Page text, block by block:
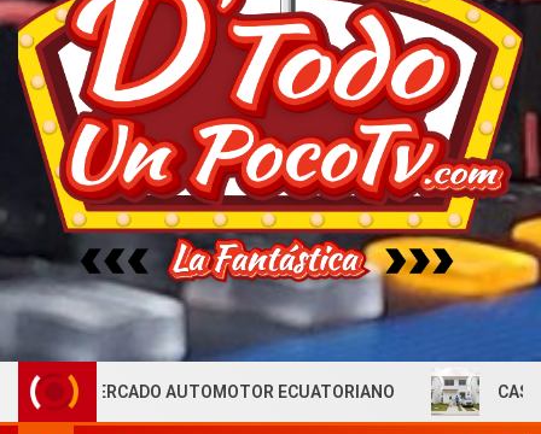
AUTOMOTOR ECUATORIANO CASAPLAN